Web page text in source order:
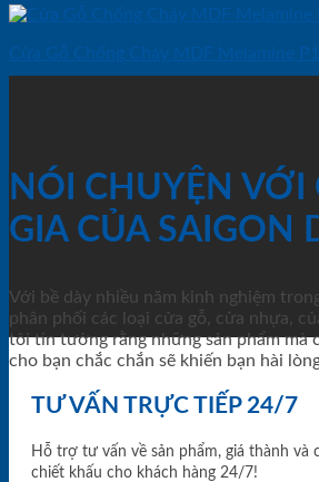
Cửa Gỗ Chống Cháy MDF Melamine
NÓI CHUYỆN VỚI
GIA CỦA SAIGON
Với bề dày nhiều năm kinh nghiệm
phân phối các loại cửa gỗ, cửa nhựa,
tôi tin tưởng rằng những sản phẩm mà
cho bạn chắc chắn sẽ khiến bạn hài
TƯ VẤN TRỰC TIẾP 24/7
Hỗ trợ tư vấn về sản phẩm, giá thành và
chiết khấu cho khách hàng 24/7!